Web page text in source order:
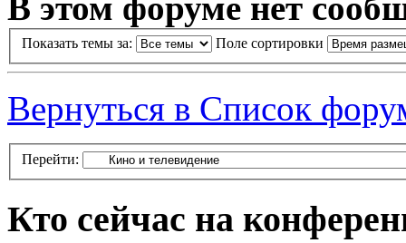
Показать темы за: Поле сортировки
Вернуться в Список
Перейти:
Кто сейчас на